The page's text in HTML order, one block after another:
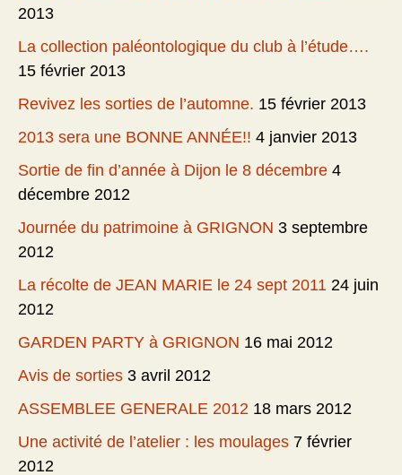
2013
La collection paléontologique du club à l’étude….
15 février 2013
Revivez les sorties de l’automne. 15 février 2013
2013 sera une BONNE ANNÉE!! 4 janvier 2013
Sortie de fin d’année à Dijon le 8 décembre 4
décembre 2012
Journée du patrimoine à GRIGNON 3 septembre
2012
La récolte de JEAN MARIE le 24 sept 2011 24 juin
2012
GARDEN PARTY à GRIGNON 16 mai 2012
Avis de sorties 3 avril 2012
ASSEMBLEE GENERALE 2012 18 mars 2012
Une activité de l’atelier : les moulages 7 février
2012